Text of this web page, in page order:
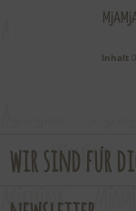
Inhalt
wir sind für